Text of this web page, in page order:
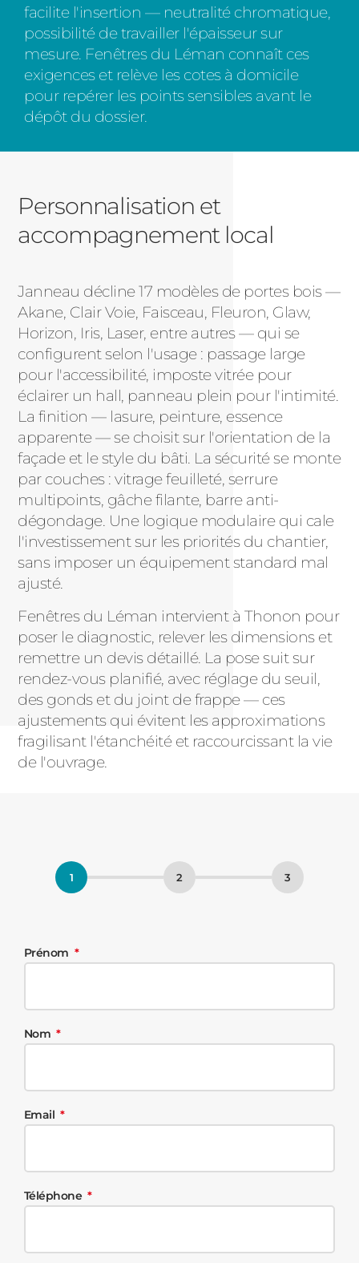
facilite l'insertion — neutralité chromatique,
possibilité de travailler l'épaisseur sur
mesure. Fenêtres du Léman connaît ces
exigences et relève les cotes à domicile
pour repérer les points sensibles avant le
dépôt du dossier.
Personnalisation et
accompagnement local
Janneau décline 17 modèles de portes bois —
Akane, Clair Voie, Faisceau, Fleuron, Glaw,
Horizon, Iris, Laser, entre autres — qui se
configurent selon l'usage : passage large
pour l'accessibilité, imposte vitrée pour
éclairer un hall, panneau plein pour l'intimité.
La finition — lasure, peinture, essence
apparente — se choisit sur l'orientation de la
façade et le style du bâti. La sécurité se monte
par couches : vitrage feuilleté, serrure
multipoints, gâche filante, barre anti-
dégondage. Une logique modulaire qui cale
l'investissement sur les priorités du chantier,
sans imposer un équipement standard mal
ajusté.
Fenêtres du Léman intervient à Thonon pour
poser le diagnostic, relever les dimensions et
remettre un devis détaillé. La pose suit sur
rendez-vous planifié, avec réglage du seuil,
des gonds et du joint de frappe — ces
ajustements qui évitent les approximations
fragilisant l'étanchéité et raccourcissant la vie
de l'ouvrage.
Prénom
Nom
Email
Téléphone